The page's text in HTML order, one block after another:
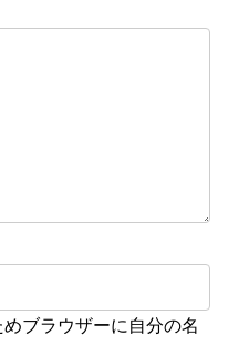
ブラウザーに自分の名